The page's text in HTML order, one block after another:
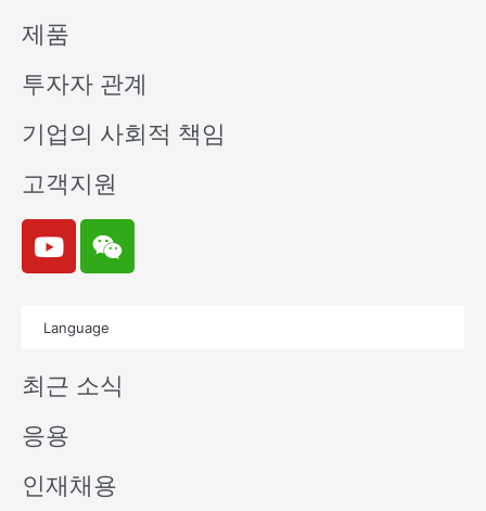
제품
투자자 관계
기업의 사회적 책임
고객지원
Y
o
u
e
W
e
i
n
Language
최근 소식
응용
인재채용